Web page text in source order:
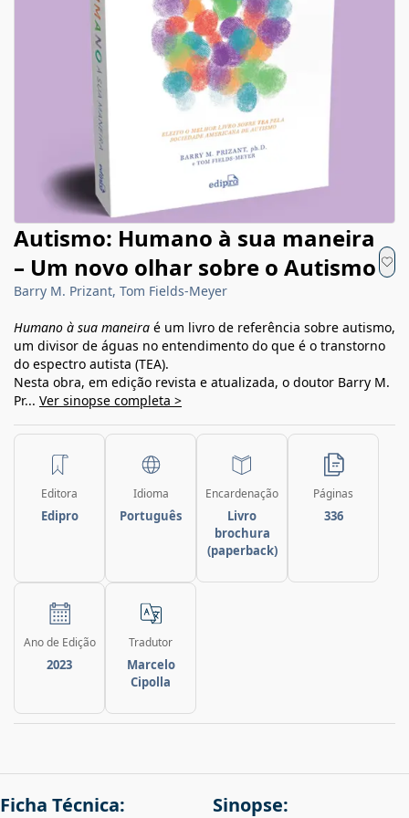
Autismo: Humano à sua maneira
– Um novo olhar sobre o Autismo
Barry M. Prizant, Tom Fields-Meyer
Humano à sua maneira é um livro de referência sobre autismo,
um divisor de águas no entendimento do que é o transtorno
do espectro autista (TEA).
Nesta obra, em edição revista e atualizada, o doutor Barry M.
Pr... Ver sinopse completa >
Editora
Edipro
Idioma
Português
Encardenação
Livro
brochura
(paperback)
Páginas
336
Ano de Edição
2023
Tradutor
Marcelo
Cipolla
Ficha Técnica: Sinopse: